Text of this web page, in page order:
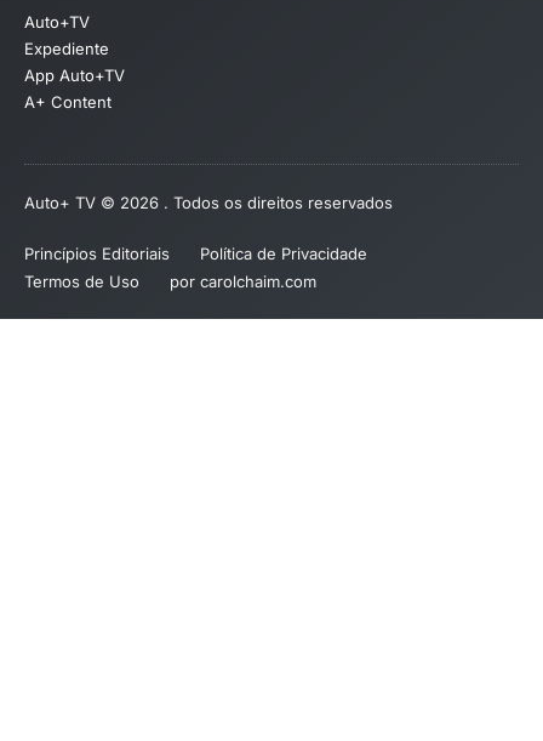
Auto+TV
Expediente
App Auto+TV
A+ Content
Auto+ TV © 2026 . Todos os direitos reservados
Princípios Editoriais
Política de Privacidade
Termos de Uso
por carolchaim.com